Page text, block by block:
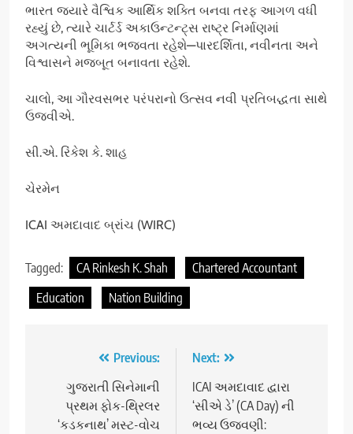
ભારત જ્યારે વૈશ્વિક આર્થિક શક્તિ બનવા તરફ આગળ વધી
રહ્યું છે, ત્યારે ચાર્ટર્ડ અકાઉન્ટન્ટ્સ રાષ્ટ્ર નિર્માણમાં
અગત્યની ભૂમિકા ભજવતા રહેશે—પારદર્શિતા, નવીનતા અને
વિશ્વાસને મજબૂત બનાવતા રહેશે.
ચાલો, આ ગૌરવસભર પરંપરાનો ઉત્સવ નવી પ્રતિબદ્ધતા સાથે
ઉજવીએ.
સી.એ. રિંકેશ કે. શાહ
ચેરમેન
ICAI અમદાવાદ બ્રાંચ (WIRC)
Tagged: CA Rinkesh K. Shah
Chartered Accountant
Education
Nation Building
navigation
Previous:
ગુજરાતી સિનેમાની
પ્રથમ ફોક-થ્રિલર
‘કડકનાથ’ મસ્ટ-વોચ
Next:
ICAI અમદાવાદ દ્વારા
‘સીએ ડે’ (CA Day) ની
ભવ્ય ઉજવણી: